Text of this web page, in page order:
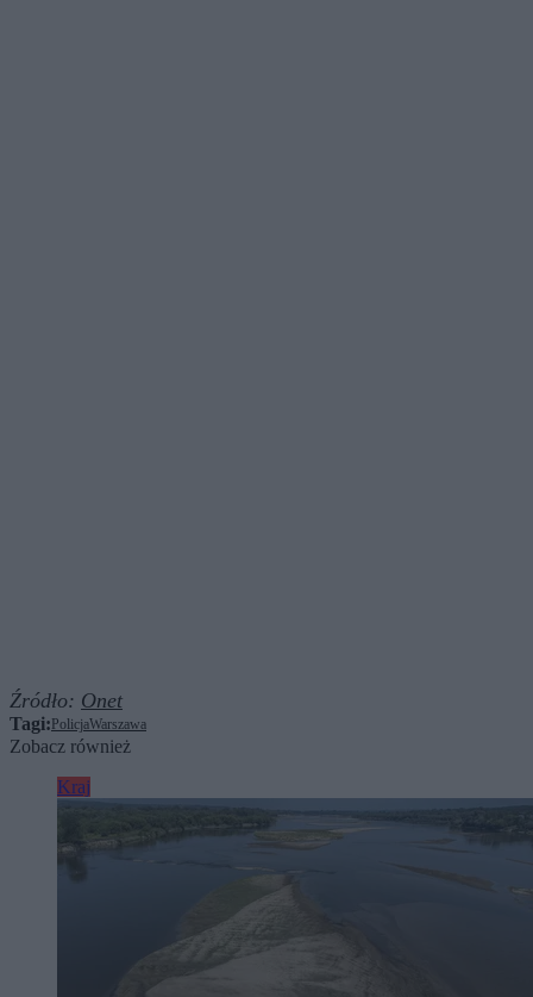
Źródło: Onet
Tagi: PolicjaWarszawa
Zobacz również
Kraj